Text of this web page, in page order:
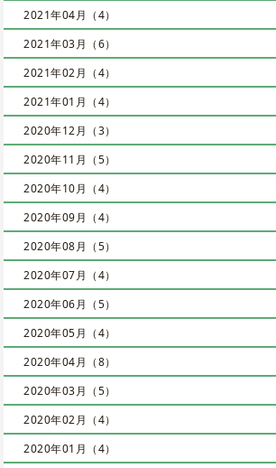
2021年04月（4）
2021年03月（6）
2021年02月（4）
2021年01月（4）
2020年12月（3）
2020年11月（5）
2020年10月（4）
2020年09月（4）
2020年08月（5）
2020年07月（4）
2020年06月（5）
2020年05月（4）
2020年04月（8）
2020年03月（5）
2020年02月（4）
2020年01月（4）